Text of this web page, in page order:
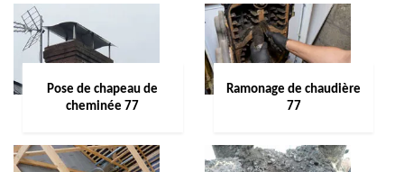
Pose de chapeau de
cheminée 77
Ramonage de chaudière
77